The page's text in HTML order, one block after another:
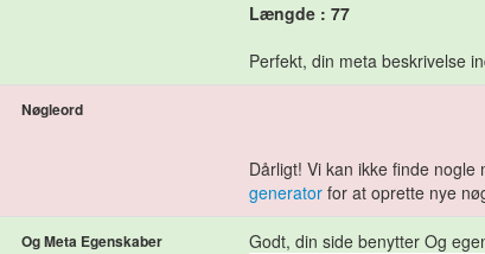
Længde : 77
Perfekt, din meta beskrivelse
Nøgleord
Dårligt! Vi kan ikke finde
generator for at oprette nye
Og Meta Egenskaber
Godt, din side benytter Og